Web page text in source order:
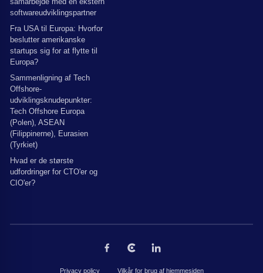
softwareudviklingspartner
Fra USA til Europa: Hvorfor
beslutter amerikanske
startups sig for at flytte til
Europa?
Sammenligning af Tech
Offshore-
udviklingsknudepunkter:
Tech Offshore Europa
(Polen), ASEAN
(Filippinerne), Eurasien
(Tyrkiet)
Hvad er de største
udfordringer for CTO'er og
CIO'er?
Privacy policy Vilkår for brug af hjemmesiden